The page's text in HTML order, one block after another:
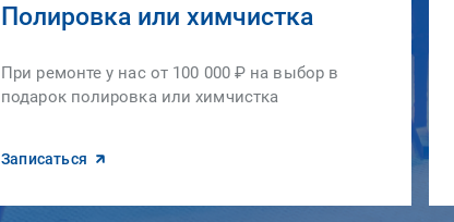
Полировка или химчистка
При ремонте у нас от 100 000 ₽ на выбор в
подарок полировка или химчистка
Записаться